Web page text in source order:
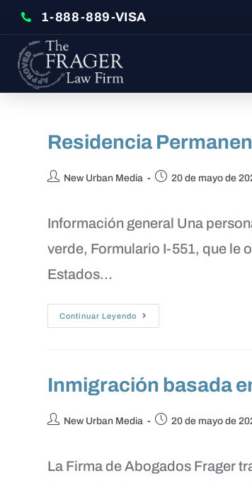
1-888-889-VISA
Residencia
New Urban Media 20 de mayo de
Información general Una
verde, Formulario I-551, que le
Estados…
Continuar Leyendo
Inmigración basada
New Urban Media 20 de mayo de
La Firma de Abogados Frager